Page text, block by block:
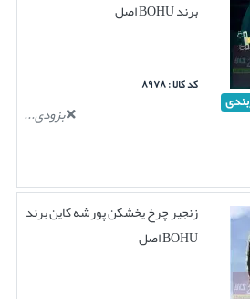
برند BOHU اصل
کد کالا : ۸۹۷۸
بزودی...
زنجیر چرخ یخشکن پورشه کاین برند
BOHU اصل